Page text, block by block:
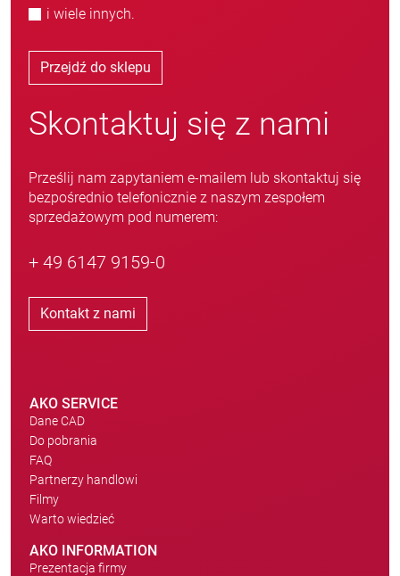
i wiele innych.
Przejdź do sklepu
Skontaktuj się z nami
Prześlij nam zapytaniem e-mailem lub skontaktuj się
bezpośrednio telefonicznie z naszym zespołem
sprzedażowym pod numerem:
+ 49 6147 9159-0
Kontakt z nami
AKO SERVICE
Dane CAD
Do pobrania
FAQ
Partnerzy handlowi
Filmy
Warto wiedzieć
AKO INFORMATION
Prezentacja firmy